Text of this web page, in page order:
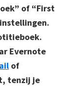
of “First
Evernote
of
tenzij je